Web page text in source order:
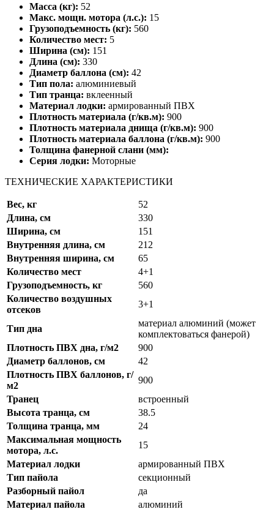
Масса (кг): 52
Макс. мощн. мотора (л.с.): 15
Грузоподъемность (кг): 560
Количество мест: 5
Ширина (см): 151
Длина (см): 330
Диаметр баллона (см): 42
Тип пола: алюминиевый
Тип транца: вклеенный
Материал лодки: армированный ПВХ
Плотность материала (г/кв.м): 900
Плотность материала днища (г/кв.м): 900
Плотность материала баллона (г/кв.м): 900
Толщина фанерной слани (мм):
Серия лодки: Моторные
ТЕХНИЧЕСКИЕ ХАРАКТЕРИСТИКИ
Вес, кг
52
Длина, см
330
Ширина, см
151
Внутренняя длина, см
212
Внутренняя ширина, см
65
Количество мест
4+1
Грузоподъемность, кг
560
Количество воздушных
отсеков
3+1
Тип дна
материал алюминий (может
комплектоваться фанерой)
Плотность ПВХ дна, г/м2
900
Диаметр баллонов, см
42
Плотность ПВХ баллонов, г/
м2
900
Транец
встроенный
Высота транца, см
38.5
Толщина транца, мм
24
Максимальная мощность
мотора, л.с.
15
Материал лодки
армированный ПВХ
Тип пайола
секционный
Разборный пайол
да
Материал пайола
алюминий